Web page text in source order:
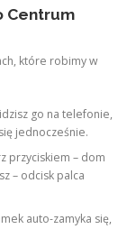
Centrum
które robimy w
go na telefonie,
jednocześnie.
przyciskiem – dom
– odcisk palca
auto-zamyka się,